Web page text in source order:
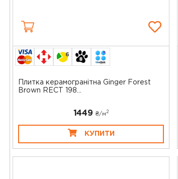
6
Плитка керамогранітна Ginger Forest
Brown RECT 198...
1449 ₴/м 2
КУПИТИ